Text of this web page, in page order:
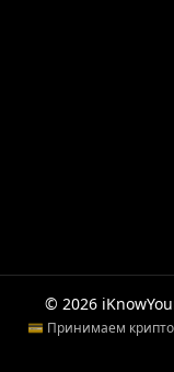
© 2026
💳 Принимаем